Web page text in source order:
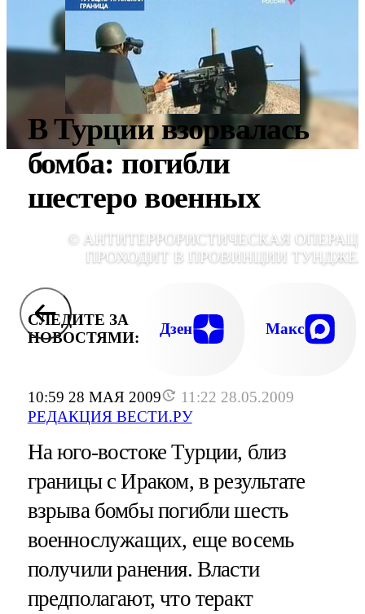
10:59 28 МАЯ 2009
11:22 28.05.2009
РЕДАКЦИЯ ВЕСТИ.РУ
В Турции взорвалась
бомба: погибли
шестеро военных
© АНТИТЕРРОРИСТИЧЕСКАЯ
ПРОХОДИТ В ПРОВИНЦИИ
СЛЕДИТЕ ЗА
НОВОСТЯМИ:
Дзен Макс
На юго-востоке Турции, близ
границы с Ираком, в результате
взрыва бомбы погибли шесть
военнослужащих, еще восемь
получили ранения. Власти
предполагают, что теракт